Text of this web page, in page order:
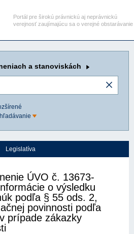
Portál pre širokú právnickú aj neprávnickú
verejnosť zaujímajúcu sa o verejné obstarávanie
a stanoviskách
Legislatíva
ÚVO č. 13673-
o výsledku
podľa § 55 ods. 2,
povinnosti podľa
prípade zákazky